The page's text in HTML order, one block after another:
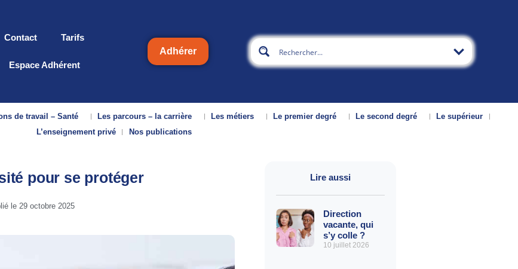
Contact Tarifs
Espace Adhérent
Adhérer
de travail – Santé Les parcours – la carrière Les métiers Le premier degré Le second degré
Le supérieur
L’enseignement privé
Nos publications
pour se protéger
le 29 octobre 2025
Lire aussi
Direction
vacante, qui
s’y colle ?
10 juillet 2026